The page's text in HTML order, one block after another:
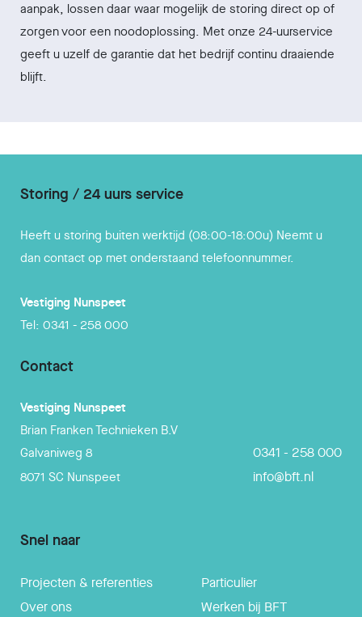
aanpak, lossen daar waar mogelijk de storing direct op of
zorgen voor een noodoplossing. Met onze 24-uurservice
geeft u uzelf de garantie dat het bedrijf continu draaiende
blijft.
Storing / 24 uurs service
Heeft u storing buiten werktijd (08:00-18:00u) Neemt u
dan contact op met onderstaand telefoonnummer.
Vestiging Nunspeet
Tel: 0341 - 258 000
Contact
Vestiging Nunspeet
Brian Franken Technieken B.V
Galvaniweg 8
8071 SC Nunspeet
0341 - 258 000
info@bft.nl
Snel naar
Projecten & referenties
Particulier
Over ons
Werken bij BFT